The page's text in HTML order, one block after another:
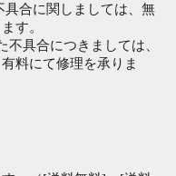
具合に関しましては、無
す。
不具合につきましては、
料にて修理を承りま